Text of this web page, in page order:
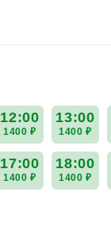
12:00
1400 ₽
13:00
1400 ₽
17:00
1400 ₽
18:00
1400 ₽